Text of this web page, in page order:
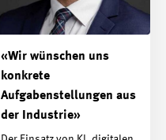
«Wir wünschen uns
konkrete
Aufgabenstellungen aus
der Industrie»